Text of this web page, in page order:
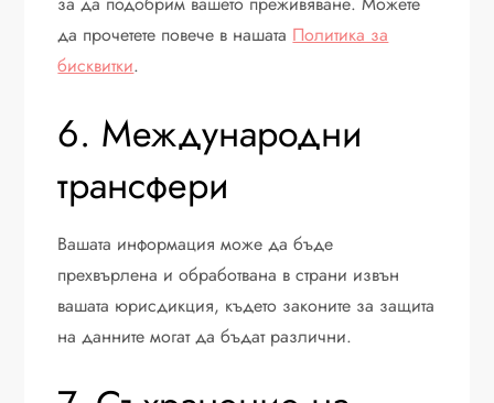
да прочетете повече в нашата Политика за
бисквитки.
6. Международни
трансфери
Вашата информация може да бъде
прехвърлена и обработвана в страни извън
вашата юрисдикция, където законите за защита
на данните могат да бъдат различни.